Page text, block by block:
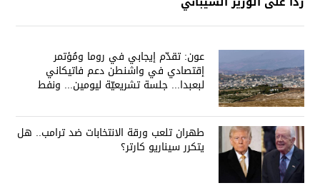
عون: تقدّم إيجابي في روما ومُؤتمر
إقتصادي في واشنطن دعم فاتيكاني
لبعبدا... جلسة تشريعيّة ليومين... ونفط
طهران تلعب ورقة الانتخابات ضد ترامب.. هل
يتكرر سيناريو كارتر؟